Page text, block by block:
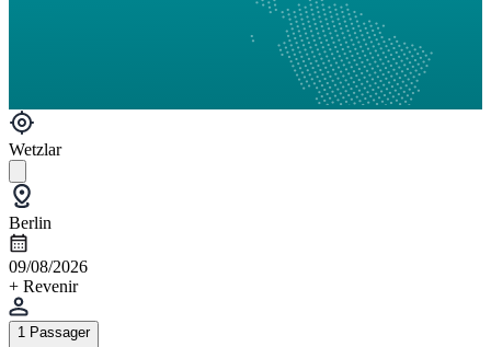
Wetzlar
Berlin
09/08/2026
+ Revenir
1 Passager